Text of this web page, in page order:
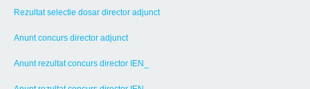
Rezultat selectie dosar director adjunct
Anunt concurs director adjunct
Anunt rezultat concurs director IEN_